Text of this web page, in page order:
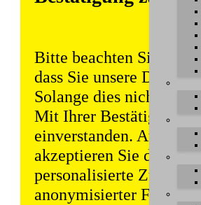
Bitte beachten Sie,
dass Sie unsere
Solange dies nicht
Mit Ihrer Bestätigung
einverstanden. Auch
akzeptieren Sie durch
personalisierte
anonymisierter Form